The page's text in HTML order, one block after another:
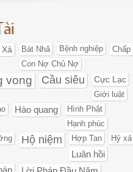
Bát Nhã Bệnh nghiệp Chấp
Con Nợ Chủ Nợ
vong Cầu siêu Cực Lạc
Giới luật
Hào quang
Hình Phật
Hạnh phúc
Hộ niệm Hợp Tan Hỷ xả
Luân hồi